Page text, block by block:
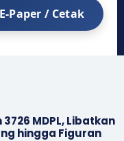
E-Paper / Cetak
MDPL, Libatkan
hingga Figuran